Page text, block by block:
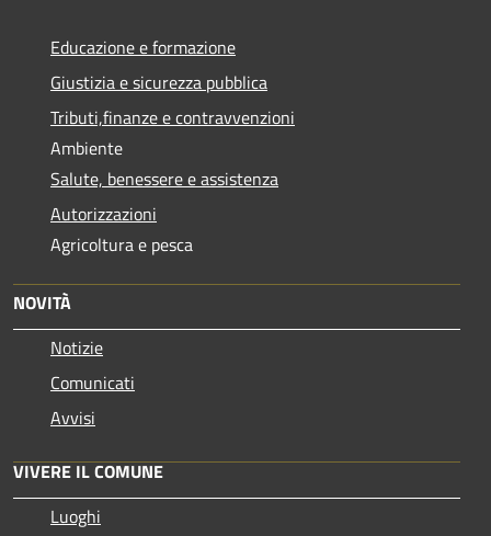
Educazione e formazione
Giustizia e sicurezza pubblica
Tributi,finanze e contravvenzioni
Ambiente
Salute, benessere e assistenza
Autorizzazioni
Agricoltura e pesca
NOVITÀ
Notizie
Comunicati
Avvisi
VIVERE IL COMUNE
Luoghi